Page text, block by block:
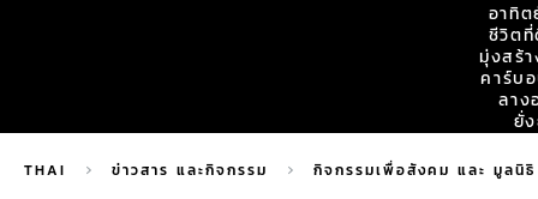
อาทิ
ชีวิตที่
มุ่งสร้
คาร์บ
ลาง
ยั่
กิจกรรมเพื่อสังคม และ มูลนิธิ มิตซูบิชิ มอเตอร์ส ประเทศไทย
THAI ข่าวสาร และกิจกรรม กิจกรรมเพื่อสังคม และ มูลนิ